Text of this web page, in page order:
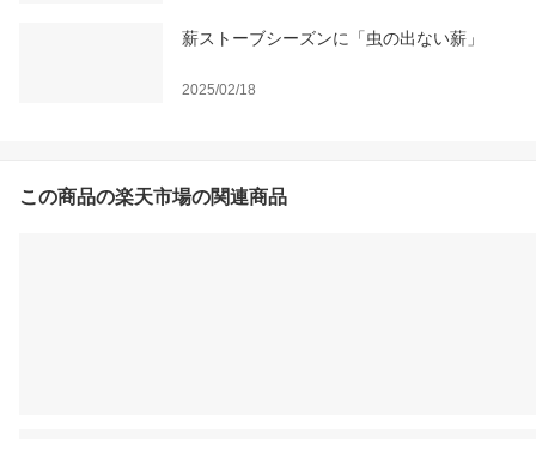
薪ストーブシーズンに「虫の出ない薪」
2025/02/18
この商品の楽天市場の関連商品